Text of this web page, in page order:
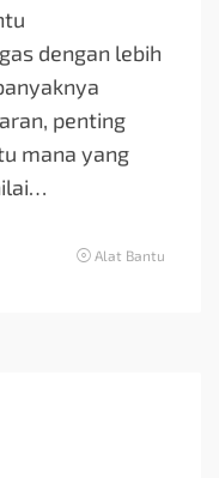
dengan lebih
penting
mana yang
Alat Bantu